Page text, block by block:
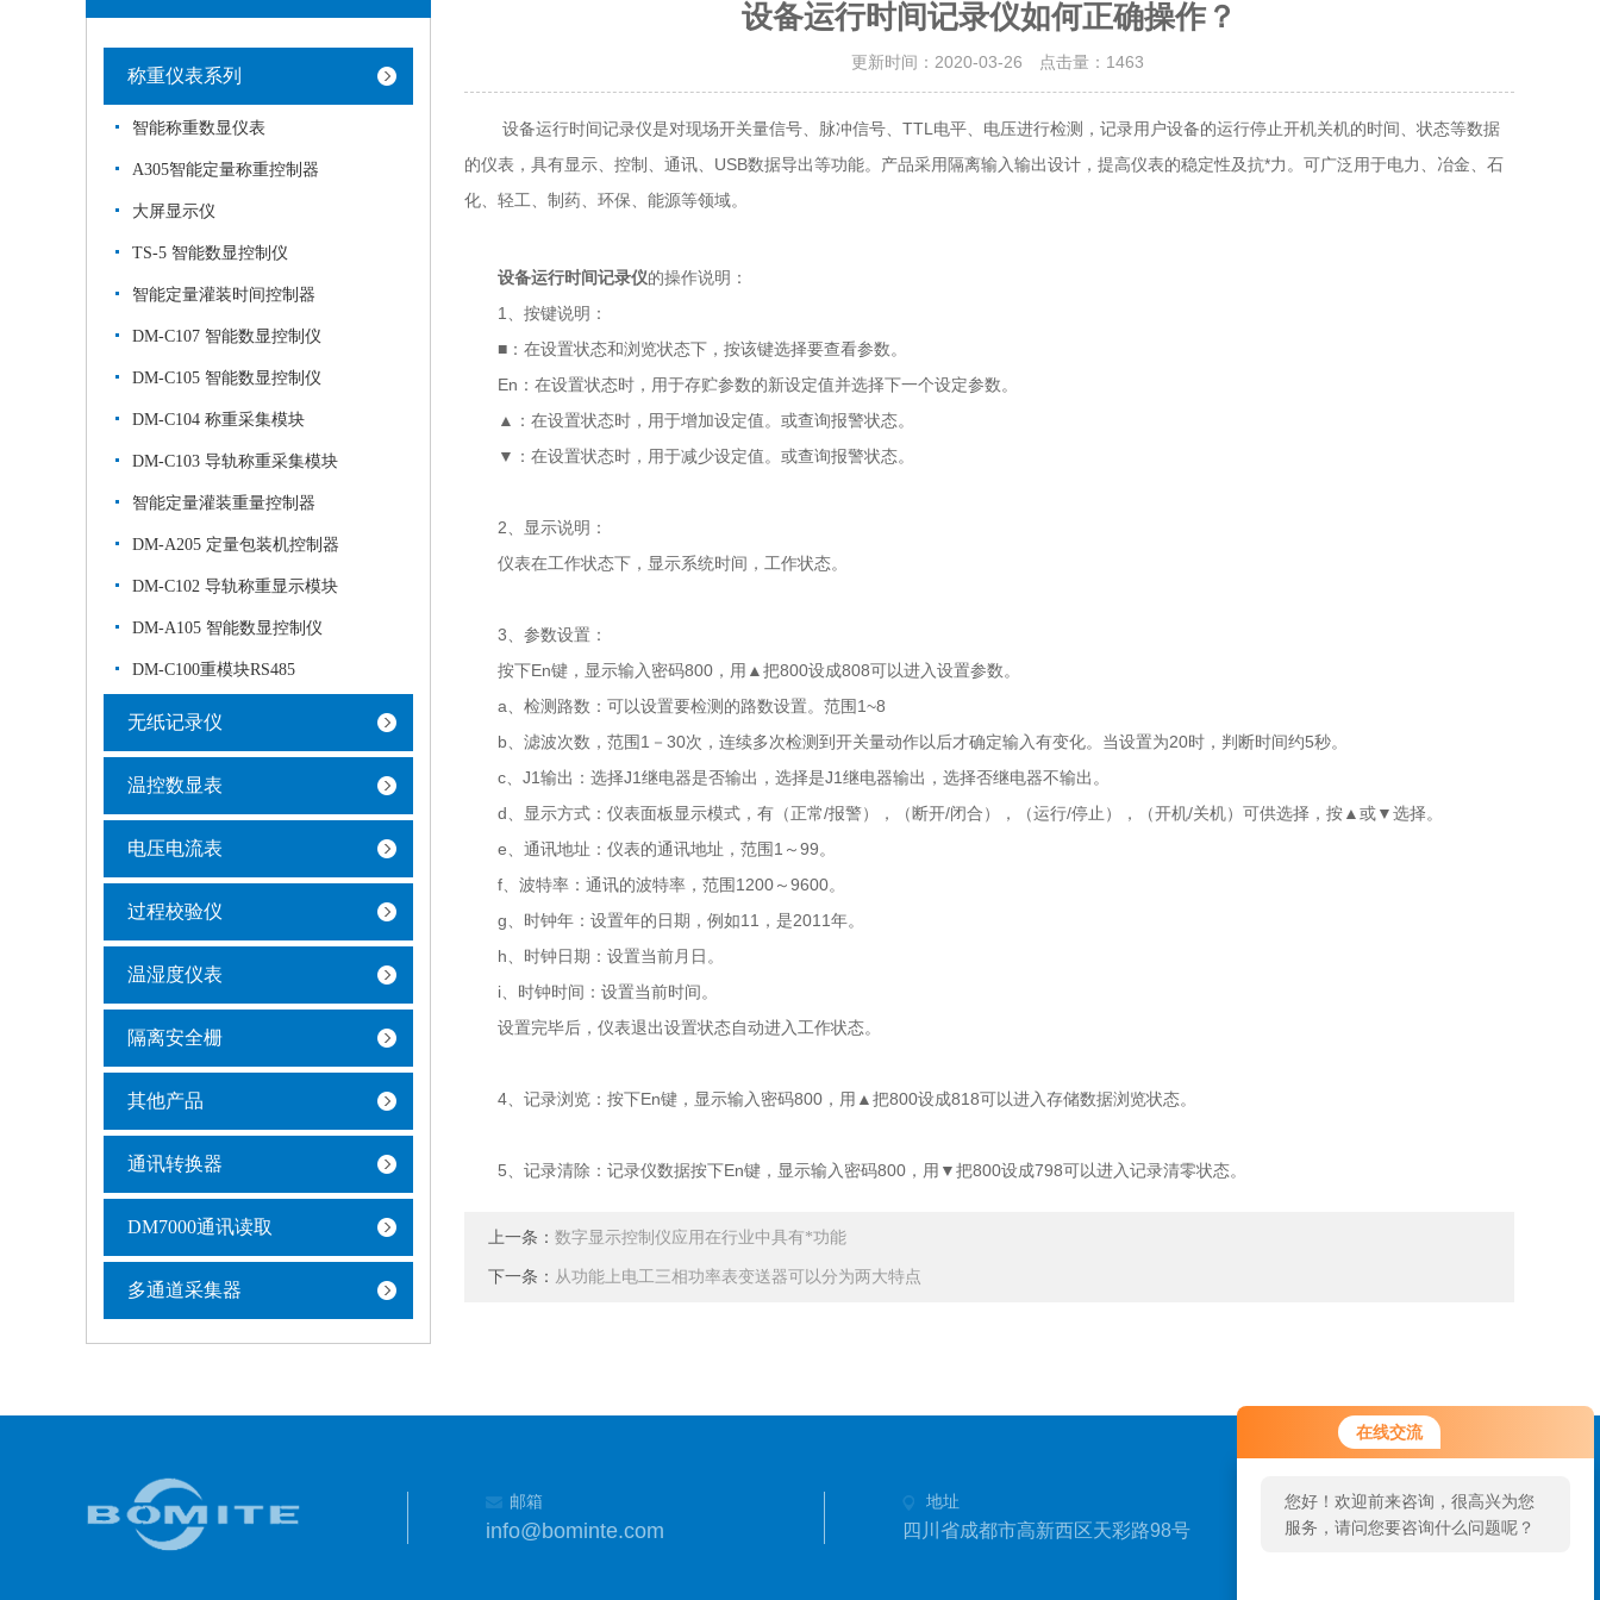
在线交流
您好！欢迎前来咨询，很高兴为您
服务，请问您要咨询什么问题呢？
称重仪表系列
智能称重数显仪表
A305智能定量称重控制器
大屏显示仪
TS-5 智能数显控制仪
智能定量灌装时间控制器
DM-C107 智能数显控制仪
DM-C105 智能数显控制仪
DM-C104 称重采集模块
DM-C103 导轨称重采集模块
智能定量灌装重量控制器
DM-A205 定量包装机控制器
DM-C102 导轨称重显示模块
DM-A105 智能数显控制仪
DM-C100重模块RS485
无纸记录仪
温控数显表
电压电流表
过程校验仪
温湿度仪表
隔离安全栅
其他产品
通讯转换器
DM7000通讯读取
多通道采集器
设备运行时间记录仪如何正确操作？
更新时间：2020-03-26 点击量： 1463
设备运行时间记录仪是对现场开关量信号、脉冲信号、TTL电平、电压进行检测，记录用户设备的运行停止开机关机的时间、状态等数据
的仪表，具有显示、控制、通讯、USB数据导出等功能。产品采用隔离输入输出设计，提高仪表的稳定性及抗*力。可广泛用于电力、冶金、石
化、轻工、制药、环保、能源等领域。
设备运行时间记录仪的操作说明：
1、按键说明：
■：在设置状态和浏览状态下，按该键选择要查看参数。
En：在设置状态时，用于存贮参数的新设定值并选择下一个设定参数。
▲：在设置状态时，用于增加设定值。或查询报警状态。
▼：在设置状态时，用于减少设定值。或查询报警状态。
2、显示说明：
仪表在工作状态下，显示系统时间，工作状态。
3、参数设置：
按下En键，显示输入密码800，用▲把800设成808可以进入设置参数。
a、检测路数：可以设置要检测的路数设置。范围1~8
b、滤波次数，范围1－30次，连续多次检测到开关量动作以后才确定输入有变化。当设置为20时，判断时间约5秒。
c、J1输出：选择J1继电器是否输出，选择是J1继电器输出，选择否继电器不输出。
d、显示方式：仪表面板显示模式，有（正常/报警），（断开/闭合），（运行/停止），（开机/关机）可供选择，按▲或▼选择。
e、通讯地址：仪表的通讯地址，范围1～99。
f、波特率：通讯的波特率，范围1200～9600。
g、时钟年：设置年的日期，例如11，是2011年。
h、时钟日期：设置当前月日。
i、时钟时间：设置当前时间。
设置完毕后，仪表退出设置状态自动进入工作状态。
4、记录浏览：按下En键，显示输入密码800，用▲把800设成818可以进入存储数据浏览状态。
5、记录清除：记录仪数据按下En键，显示输入密码800，用▼把800设成798可以进入记录清零状态。
上一条： 数字显示控制仪应用在行业中具有*功能
下一条： 从功能上电工三相功率表变送器可以分为两大特点
邮箱
info@bominte.com
地址
四川省成都市高新西区天彩路98号